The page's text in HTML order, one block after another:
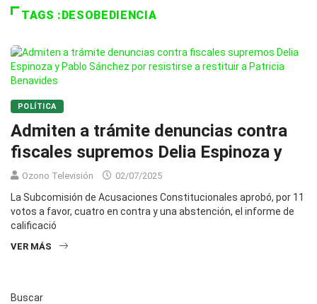
TAGS :DESOBEDIENCIA
POLÍTICA
Admiten a trámite denuncias contra
fiscales supremos Delia Espinoza y
Ozono Televisión 02/07/2025
La Subcomisión de Acusaciones Constitucionales aprobó, por 11
votos a favor, cuatro en contra y una abstención, el informe de
calificació
VER MÁS
Buscar